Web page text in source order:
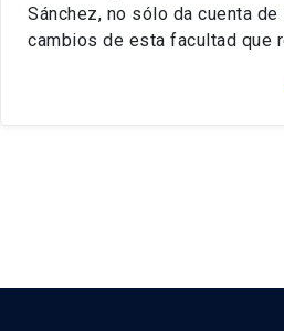
Sánchez, no sólo da cuenta
cambios de esta facultad que